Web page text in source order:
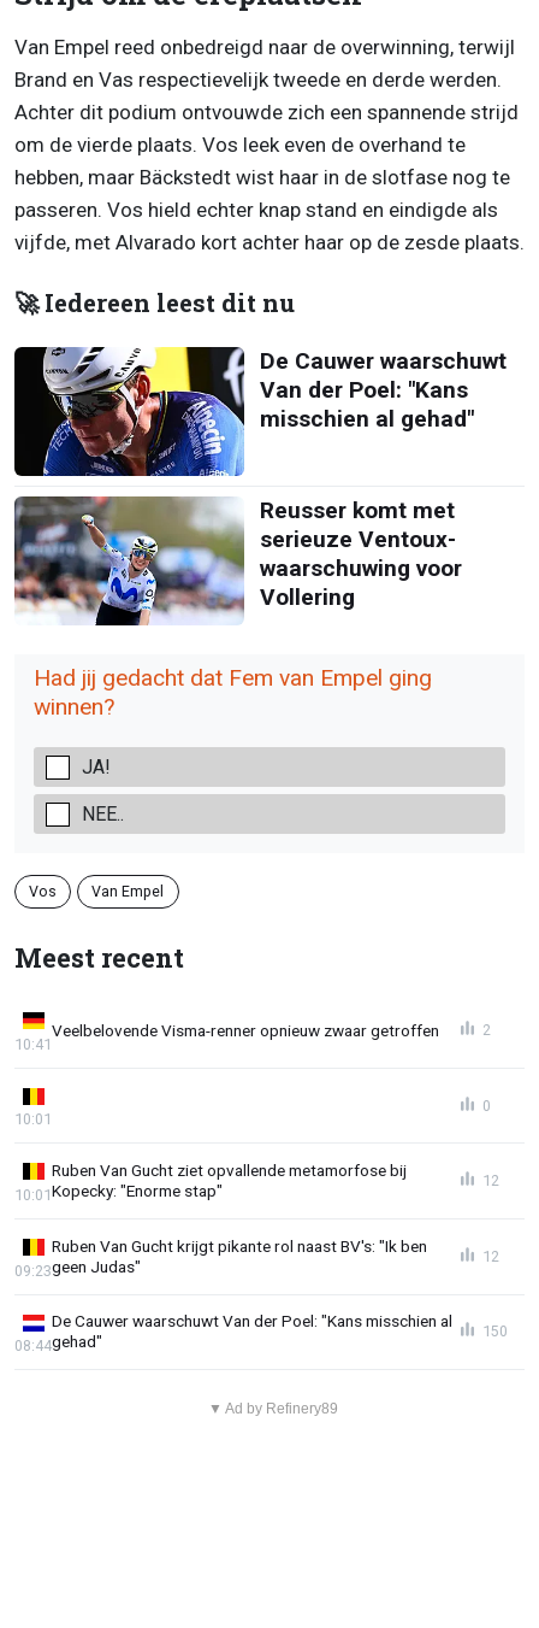
Van Empel reed onbedreigd naar de overwinning, terwijl
Brand en Vas respectievelijk tweede en derde werden.
Achter dit podium ontvouwde zich een spannende strijd
om de vierde plaats. Vos leek even de overhand te
hebben, maar Bäckstedt wist haar in de slotfase nog te
passeren. Vos hield echter knap stand en eindigde als
vijfde, met Alvarado kort achter haar op de zesde plaats.
🚀 Iedereen leest dit nu
De Cauwer waarschuwt
Van der Poel: "Kans
misschien al gehad"
Reusser komt met
serieuze Ventoux-
waarschuwing voor
Vollering
Had jij gedacht dat Fem van Empel ging
winnen?
JA!
NEE..
Vos Van Empel
Meest recent
Veelbelovende Visma-renner opnieuw zwaar getroffen
10:41
2
10:01
0
Ruben Van Gucht ziet opvallende metamorfose bij
Kopecky: "Enorme stap"
10:01
12
Ruben Van Gucht krijgt pikante rol naast BV's: "Ik ben
geen Judas"
09:23
12
De Cauwer waarschuwt Van der Poel: "Kans misschien al
gehad"
08:44
150
▼ Ad by Refinery89